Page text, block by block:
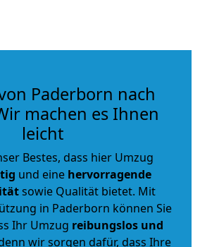
Paderborn nach
machen es Ihnen
leicht
Bestes, dass hier Umzug
und eine hervorragende
sowie Qualität bietet. Mit
in Paderborn können Sie
Ihr Umzug reibungslos und
wir sorgen dafür, dass Ihre